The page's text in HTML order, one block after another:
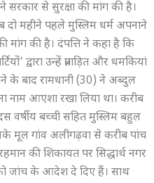
सरकार से सुरक्षा की मांग की है।
दो महीने पहले मुस्लिम धर्म अपनाने
मांग की है। दंपत्ति ने कहा है कि
द्वारा उन्हें प्रताड़ित और धमकियां
के बाद रामधानी (30) ने अब्दुल
नाम आएशा रखा लिया था। करीब
बच्ची सहित मुस्लिम बहुल
मूल गांव अलीगढ़वा से करीब पांच
की शिकायत पर सिद्धार्थ नगर
जांच के आदेश दे दिए हैं। साथ